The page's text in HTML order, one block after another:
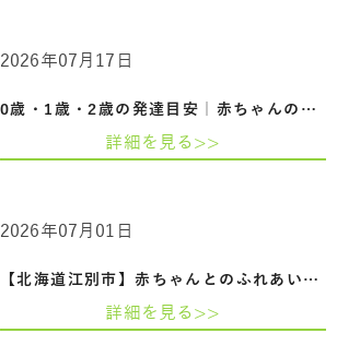
0歳・1歳・2歳の発達目安｜赤ちゃんの成長…
2026年07月17日
詳細を見る>>
【北海道江別市】赤ちゃんとのふれあいを…
2026年07月01日
詳細を見る>>